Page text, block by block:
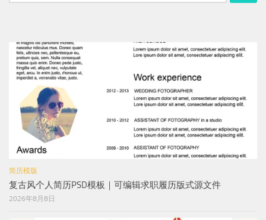
简历模版
复古风个人简历PSD模板｜可编辑求职履历版式源文件
2026年8月8日